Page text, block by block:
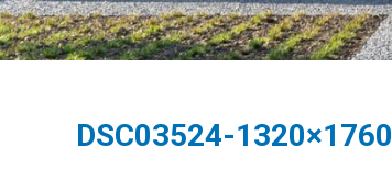
DSC03524-1320×1760